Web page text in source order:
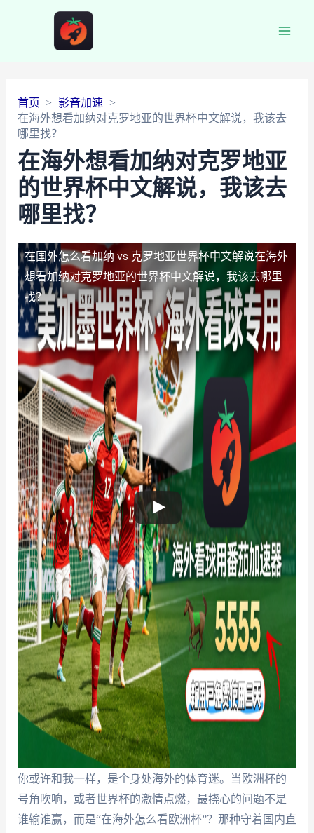
首页
影音加速
在海外想看加纳对克罗地亚的世界杯中文解说，我该去
哪里找？
在海外想看加纳对克罗地亚
的世界杯中文解说，我该去
哪里找？
在国外怎么看加纳 vs 克罗地亚世界杯中文解说在海外
想看加纳对克罗地亚的世界杯中文解说，我该去哪里
找？
你或许和我一样，是个身处海外的体育迷。当欧洲杯的
号角吹响，或者世界杯的激情点燃，最挠心的问题不是
谁输谁赢，而是“在海外怎么看欧洲杯”？那种守着国内直